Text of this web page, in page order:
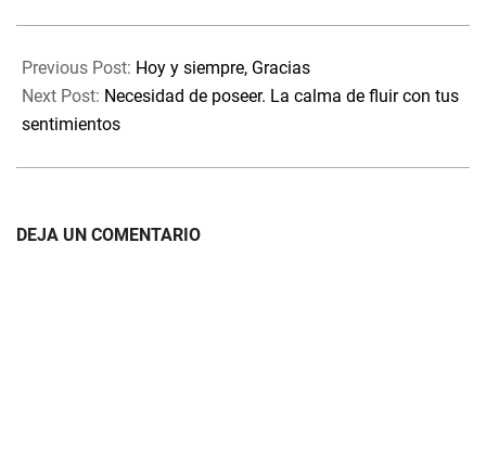
decirle que no. Cómo
embargo, te niegas en
tantas veces, que ya…
07-
23
Previous Post: Hoy y siempre, Gracias
Next Post: Necesidad de poseer. La calma de fluir con tus
sentimientos
DEJA UN COMENTARIO